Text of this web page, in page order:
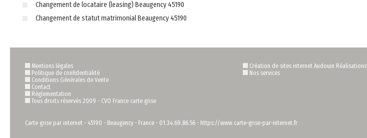
Changement de locataire (leasing) Beaugency 45190
Changement de statut matrimonial Beaugency 45190
Mentions légales
Politique de confidentialité
Conditions Générales de Vente
Contact
Règlementation
Tous droits réservés 2009 - CVO France carte grise
Création de sites internet Audouin Réalisations
Nos services
Carte grise par internet - 45190 - Beaugency - France - 01.34.69.86.56 - https://www.carte-grise-par-internet.fr